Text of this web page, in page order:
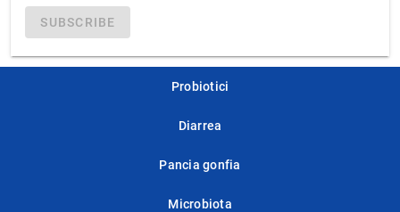
SUBSCRIBE
Probiotici
Diarrea
Pancia gonfia
Microbiota